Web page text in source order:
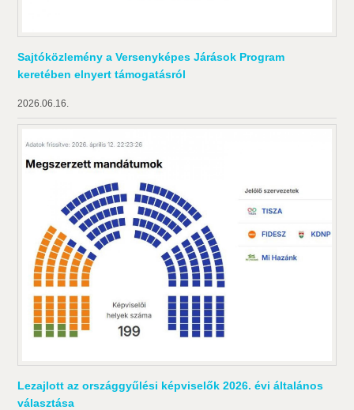
Sajtóközlemény a Versenyképes Járások Program
keretében elnyert támogatásról
2026.06.16.
Lezajlott az országgyűlési képviselők 2026. évi általános
választása